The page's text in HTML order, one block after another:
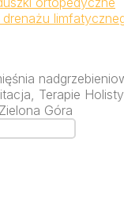
Terapie
Góra